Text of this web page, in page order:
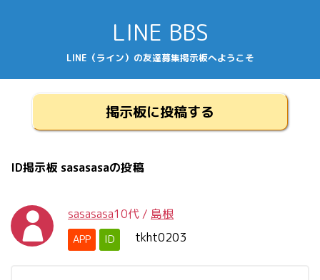
LINE BBS
LINE（ライン）の友達募集掲示板へようこそ
掲示板に投稿する
ID掲示板 sasasasaの投稿
sasasasa10代 / 島根
APP ID tkht0203